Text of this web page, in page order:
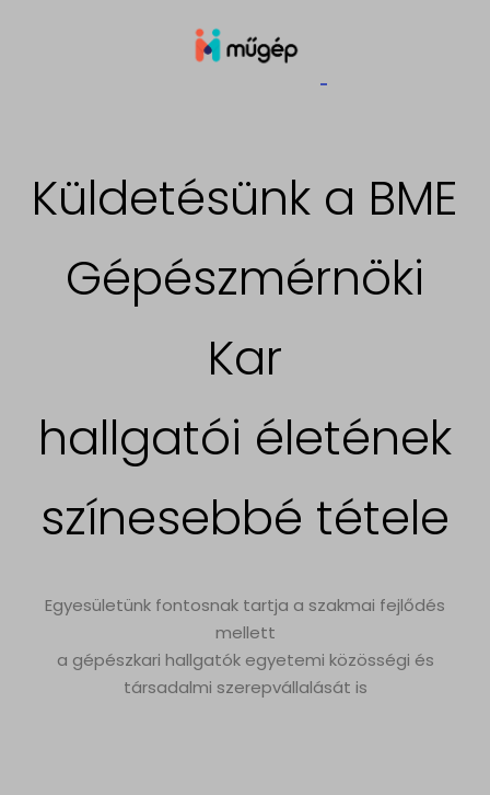
Küldetésünk a BME
Gépészmérnöki
Kar
hallgatói életének
színesebbé tétele
Egyesületünk fontosnak tartja a szakmai fejlődés
mellett
a gépészkari hallgatók egyetemi közösségi és
társadalmi szerepvállalását is